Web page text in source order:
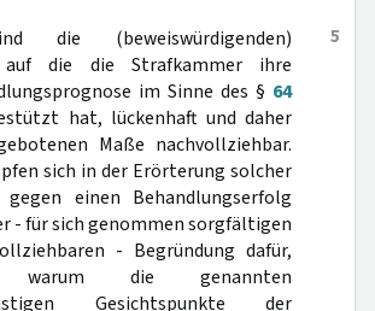
5
die (beweiswürdigenden)
auf die die Strafkammer ihre
im Sinne des § 64
hat, lückenhaft und daher
Maße nachvollziehbar.
sich in der Erörterung solcher
einen Behandlungserfolg
- für sich genommen sorgfältigen
- Begründung dafür,
die genannten
Gesichtspunkte der